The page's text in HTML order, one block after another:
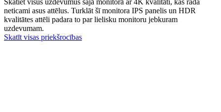
neticami asus attēlus. Turklāt šī monitora IPS panelis un HDR
kvalitātes attēli padara to par lielisku monitoru jebkuram
uzdevumam.
Skatīt visas priekšrocības